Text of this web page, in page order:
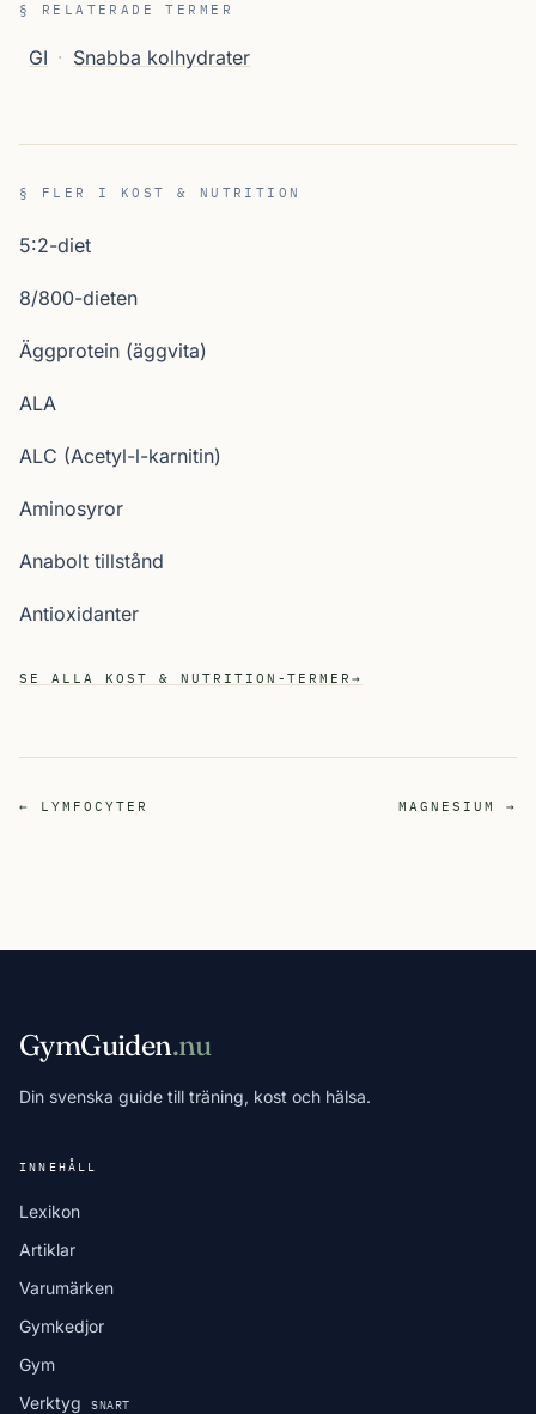
§ RELATERADE TERMER
GI · Snabba kolhydrater
§ FLER I KOST & NUTRITION
5:2-diet
8/800-dieten
Äggprotein (äggvita)
ALA
ALC (Acetyl-l-karnitin)
Aminosyror
Anabolt tillstånd
Antioxidanter
SE ALLA KOST & NUTRITION-TERMER→
← LYMFOCYTER MAGNESIUM →
GymGuiden.nu
Din svenska guide till träning, kost och hälsa.
INNEHÅLL
Lexikon
Artiklar
Varumärken
Gymkedjor
Gym
Verktyg
SNART